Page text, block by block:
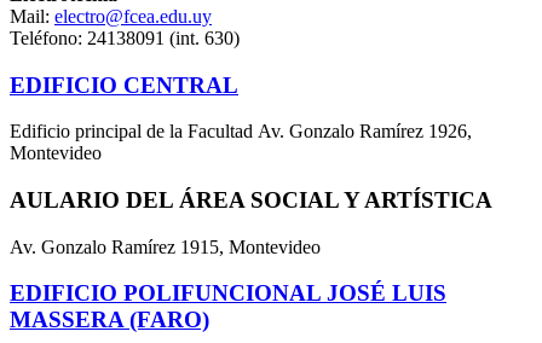
Mail: electro@fcea.edu.uy
Teléfono: 24138091 (int. 630)
EDIFICIO CENTRAL
Edificio principal de la Facultad Av. Gonzalo Ramírez 1926,
Montevideo
AULARIO DEL ÁREA SOCIAL Y ARTÍSTICA
Av. Gonzalo Ramírez 1915, Montevideo
EDIFICIO POLIFUNCIONAL JOSÉ LUIS
MASSERA (FARO)